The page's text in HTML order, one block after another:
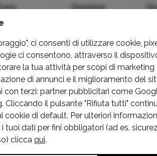
Gomma
Iveco
Lancia
Maserati
ci consenti di utilizzare cookie,
ci consentono, attraverso il
la tua attività per scopi di marketing
di annunci e il miglioramento del
terzi: partner pubblicitari come
Cliccando il pulsante "Rifiuta tutti"
di default. Per ulteriori
dati per fini obbligatori (ad es.
clicca qui.